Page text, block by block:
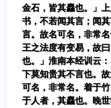
金石，皆其麤也。」
书，不若闻其言；闻
言。故名可名，非常
王之法度有变易，故
也。」淮南本经训云
下莫知贵其不言也。
可名，非常名。着于
于人者，其麤也。晚